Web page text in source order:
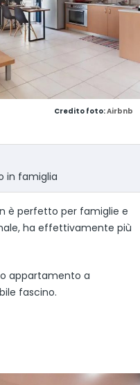
Credito foto:Airbnb
in famiglia
è perfetto per famiglie e
ha effettivamente più
appartamento a
fascino.